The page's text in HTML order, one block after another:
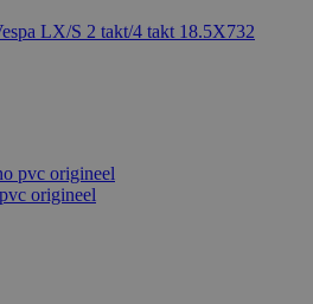
LX/S 2 takt/4 takt 18.5X732
origineel